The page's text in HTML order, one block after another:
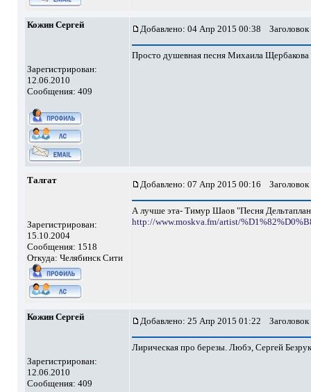
Кожин Сергей
Зарегистрирован:
12.06.2010
Сообщения: 409
Добавлено: 04 Апр 2015 00:38
Просто душевная песня Михаила
Талгат
Зарегистрирован:
15.10.2004
Сообщения: 1518
Откуда: Челябинск Сити
Добавлено: 07 Апр 2015 00:16
А лучше эта- Тимур Шаов "Песня
http://www.moskva.fm/artist/
Кожин Сергей
Зарегистрирован:
12.06.2010
Сообщения: 409
Добавлено: 25 Апр 2015 01:22
Лирическая про березы. Любэ, Сергей